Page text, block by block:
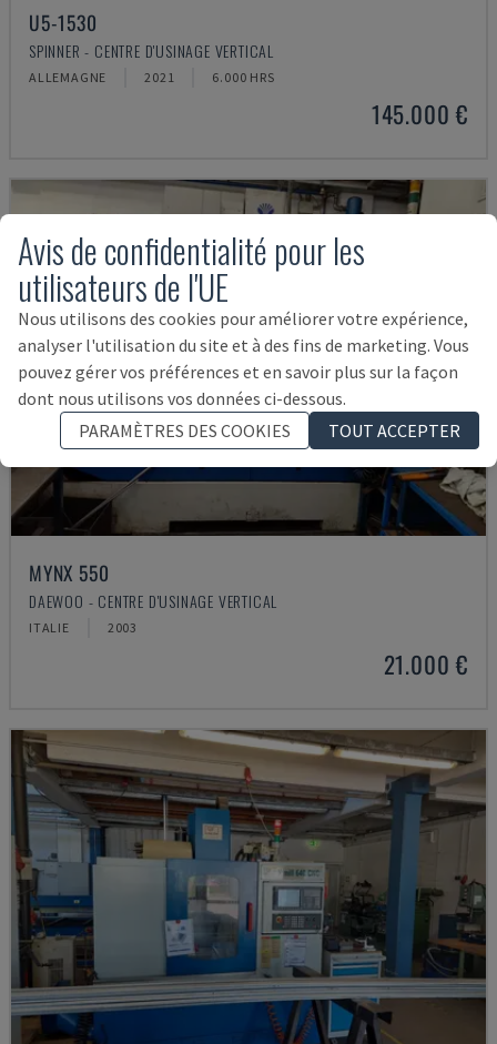
U5-1530
SPINNER - CENTRE D'USINAGE VERTICAL
ALLEMAGNE 2021 6.000 HRS
145.000 €
MYNX 550
DAEWOO - CENTRE D'USINAGE VERTICAL
ITALIE 2003
21.000 €
Avis de confidentialité pour les
utilisateurs de l'UE
Nous utilisons des cookies pour améliorer votre expérience,
analyser l'utilisation du site et à des fins de marketing. Vous
pouvez gérer vos préférences et en savoir plus sur la façon
dont nous utilisons vos données ci-dessous.
PARAMÈTRES DES COOKIES
TOUT ACCEPTER